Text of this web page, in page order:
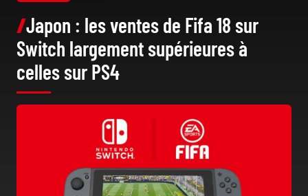
Japon : les ventes de Fifa 18 sur
Switch largement supérieures à
celles sur PS4